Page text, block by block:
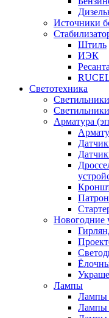
Источники
Штиль
ИЭК
Ресанта
Светотехника
Арматура
Новогодние
Лампы
Лампы
Лампы